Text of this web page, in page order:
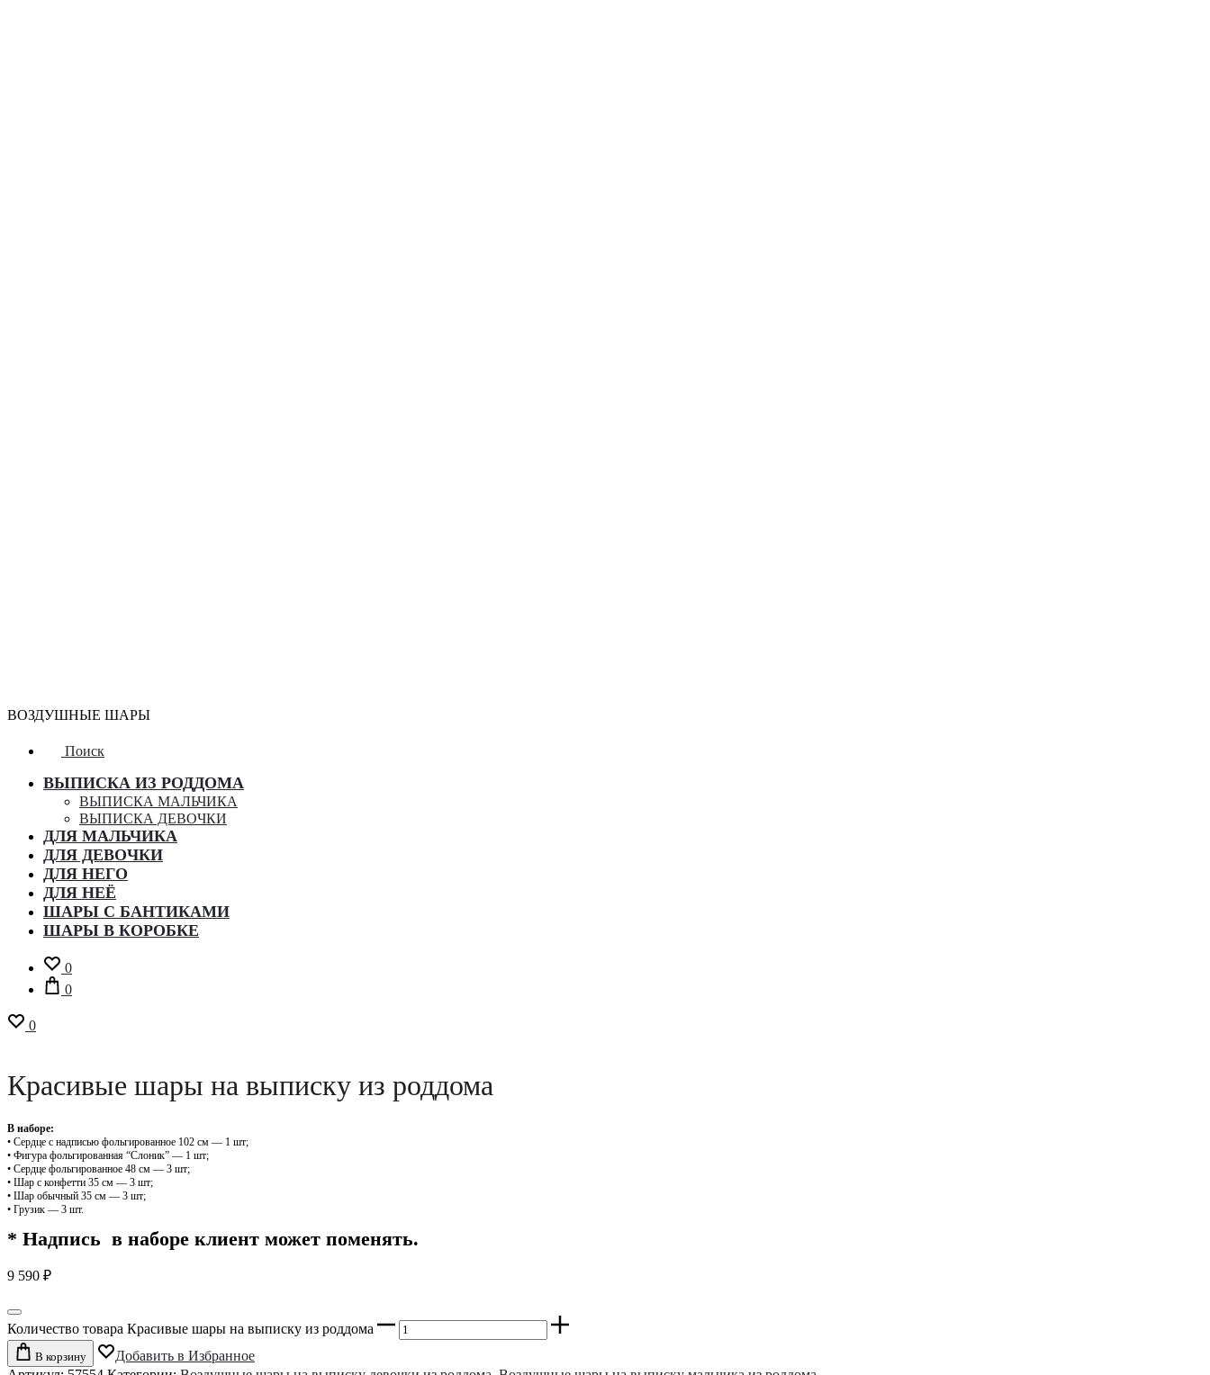
ВОЗДУШНЫЕ ШАРЫ
Поиск
ВЫПИСКА ИЗ РОДДОМА
ВЫПИСКА МАЛЬЧИКА
ВЫПИСКА ДЕВОЧКИ
ДЛЯ МАЛЬЧИКА
ДЛЯ ДЕВОЧКИ
ДЛЯ НЕГО
ДЛЯ НЕЁ
ШАРЫ С БАНТИКАМИ
ШАРЫ В КОРОБКЕ
0
0
0
Красивые шары на выписку из роддома
В наборе:
• Сердце с надписью фольгированное 102 см — 1 шт;
• Фигура фольгированная “Слоник” — 1 шт;
• Сердце фольгированное 48 см — 3 шт;
• Шар с конфетти 35 см — 3 шт;
• Шар обычный 35 см — 3 шт;
• Грузик — 3 шт.
* Надпись в наборе клиент может поменять.
9 590 ₽
Количество товара Красивые шары на выписку из роддома
В корзину
Добавить в Избранное